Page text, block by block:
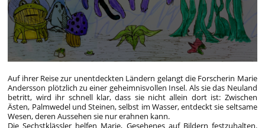
Auf ihrer Reise zur unentdeckten Ländern gelangt die Forscherin Marie
Andersson plötzlich zu einer geheimnisvollen Insel. Als sie das Neuland
betritt, wird ihr schnell klar, dass sie nicht allein dort ist: Zwischen
Ästen, Palmwedel und Steinen, selbst im Wasser, entdeckt sie seltsame
Wesen, deren Aussehen sie nur erahnen kann.
Die Sechstklässler helfen Marie, Gesehenes auf Bildern festzuhalten.